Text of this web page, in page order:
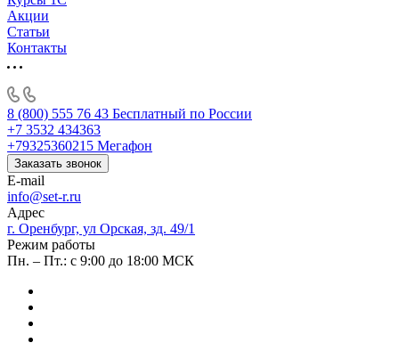
Акции
Статьи
Контакты
8 (800) 555 76 43 Бесплатный по России
+7 3532 434363
+79325360215 Мегафон
Заказать звонок
E-mail
info@set-r.ru
Адрес
г. Оренбург, ул Орская, зд. 49/1
Режим работы
Пн. – Пт.: с 9:00 до 18:00 МСК